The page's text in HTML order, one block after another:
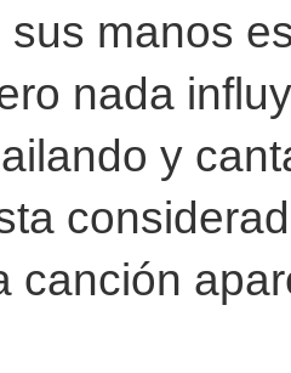
sus manos
nada
y
canción